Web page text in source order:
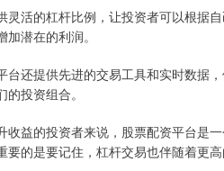
灵活的杠杆比例，让投资者可以根据
潜在的利润。
台还提供先进的交易工具和实时数据
投资组合。
收益的投资者来说，股票配资平台是
要的是要记住，杠杆交易也伴随着更